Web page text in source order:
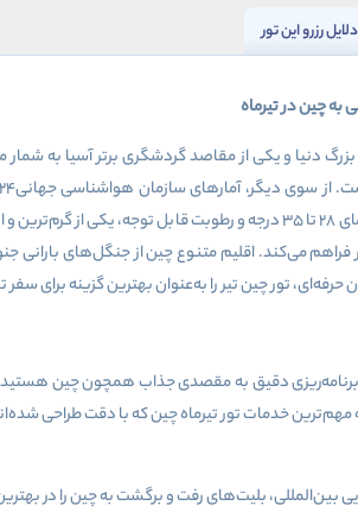
دلایل رزرو این تور
به چین در تیرماه
دنیا و یکی از مقاصد گردشگری برتر آسیا به
از سوی دیگر، آمارهای سازمان هواشناسی جهانی
۲۸تا۳۵درجه و رطوبت قابل توجه، یکی از
فراهم می‌کند.اقلیم متنوع چین از جنگل‌های بارانی
تور چین تیر را به‌عنوان بهترین گزینه برای
دقیق به مقصدی جذاب همچون چین هستید،
خدمات تور تیرماه چین که با دقت طراحی
بلیت‌های رفت و برگشت به چین را در